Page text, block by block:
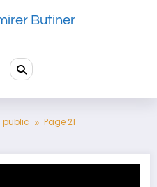
Butiner
public Page 21